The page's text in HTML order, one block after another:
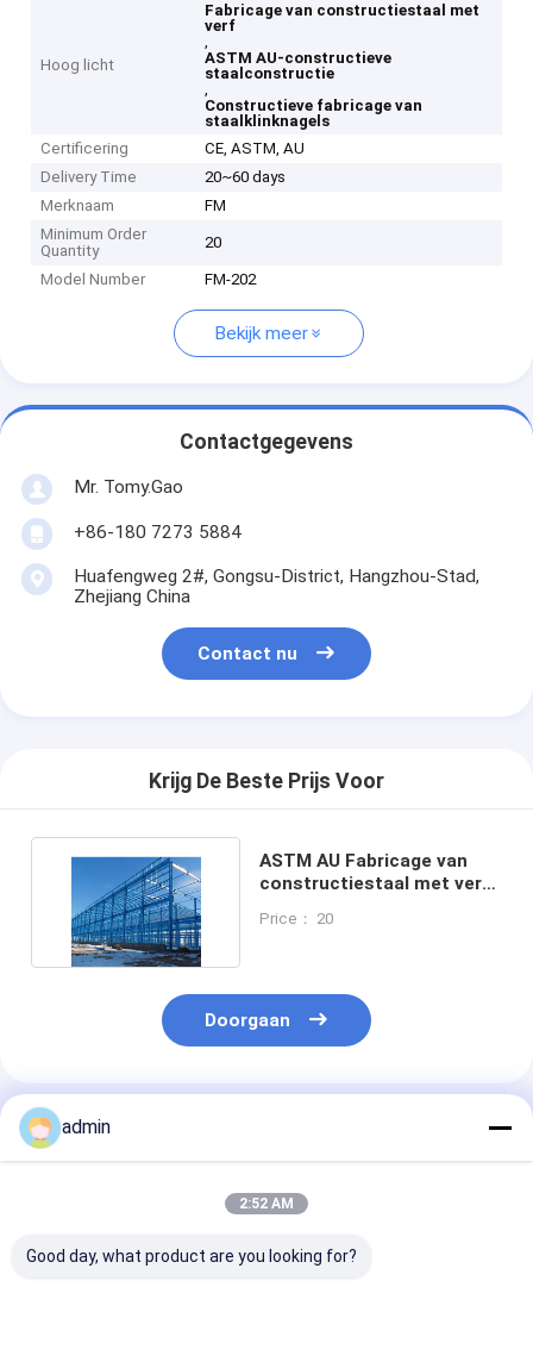
Hoog licht
Fabricage van constructiestaal met
verf
,
ASTM AU-constructieve
staalconstructie
,
Constructieve fabricage van
staalklinknagels
Certificering
CE, ASTM, AU
Delivery Time
20~60 days
Merknaam
FM
Minimum Order
Quantity
20
Model Number FM-202
Bekijk meer
Contactgegevens
Mr. Tomy.Gao
+86-180 7273 5884
Huafengweg 2#, Gongsu-District, Hangzhou-Stad,
Zhejiang China
Contact nu
Krijg De Beste Prijs Voor
ASTM AU Fabricage van
constructiestaal met verf
Price： 20
Doorgaan
Geadviseerde Producten
admin
2:52 AM
Good day, what product are you looking for?